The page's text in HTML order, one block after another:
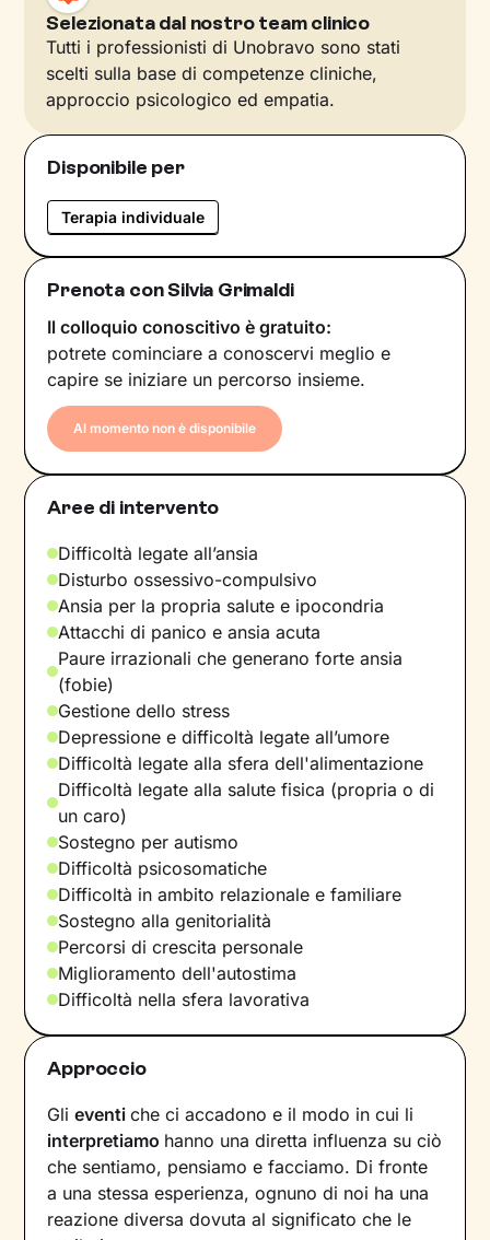
Selezionata dal nostro team clinico
Tutti i professionisti di Unobravo sono stati
scelti sulla base di competenze cliniche,
approccio psicologico ed empatia.
Disponibile per
Terapia individuale
Prenota con Silvia Grimaldi
Il colloquio conoscitivo è gratuito:
potrete cominciare a conoscervi meglio e
capire se iniziare un percorso insieme.
Al momento non è disponibile
Aree di intervento
Difficoltà legate all’ansia
Disturbo ossessivo-compulsivo
Ansia per la propria salute e ipocondria
Attacchi di panico e ansia acuta
Paure irrazionali che generano forte ansia
(fobie)
Gestione dello stress
Depressione e difficoltà legate all’umore
Difficoltà legate alla sfera dell'alimentazione
Difficoltà legate alla salute fisica (propria o di
un caro)
Sostegno per autismo
Difficoltà psicosomatiche
Difficoltà in ambito relazionale e familiare
Sostegno alla genitorialità
Percorsi di crescita personale
Miglioramento dell'autostima
Difficoltà nella sfera lavorativa
Approccio
Glieventiche ci accadono e il modo in cui li
interpretiamo hanno una diretta influenza su ciò
che sentiamo, pensiamo e facciamo. Di fronte
a una stessa esperienza, ognuno di noi ha una
reazione diversa dovuta al significato che le